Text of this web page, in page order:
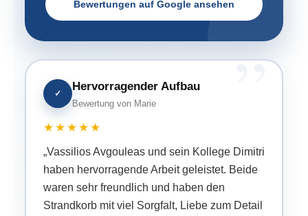
Bewertungen auf Google ansehen
✓
Hervorragender Aufbau
Bewertung von Marie
★★★★★
„Vassilios Avgouleas und sein Kollege Dimitri
haben hervorragende Arbeit geleistet. Beide
waren sehr freundlich und haben den
Strandkorb mit viel Sorgfalt, Liebe zum Detail